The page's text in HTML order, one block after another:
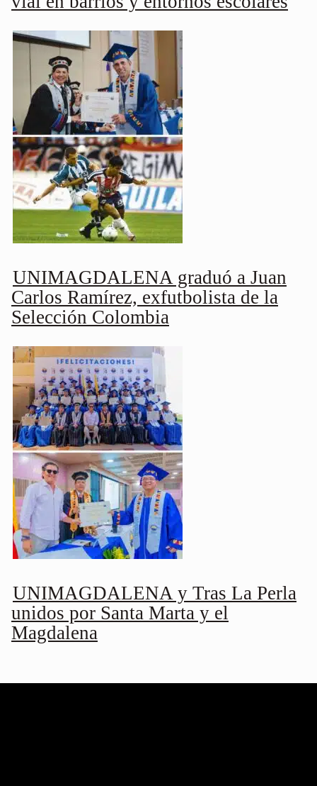
UNIMAGDALENA graduó a Juan
Carlos Ramírez, exfutbolista de la
Selección Colombia
UNIMAGDALENA y Tras La Perla
unidos por Santa Marta y el
Magdalena